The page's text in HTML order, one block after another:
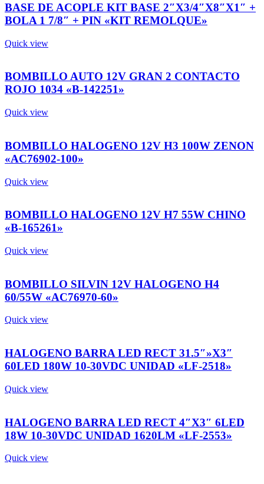
BASE DE ACOPLE KIT BASE 2″X3/4″X8″X1″ +
BOLA 1 7/8″ + PIN «KIT REMOLQUE»
Quick view
BOMBILLO AUTO 12V GRAN 2 CONTACTO
ROJO 1034 «B-142251»
Quick view
BOMBILLO HALOGENO 12V H3 100W ZENON
«AC76902-100»
Quick view
BOMBILLO HALOGENO 12V H7 55W CHINO
«B-165261»
Quick view
BOMBILLO SILVIN 12V HALOGENO H4
60/55W «AC76970-60»
Quick view
HALOGENO BARRA LED RECT 31.5″»X3″
60LED 180W 10-30VDC UNIDAD «LF-2518»
Quick view
HALOGENO BARRA LED RECT 4″X3″ 6LED
18W 10-30VDC UNIDAD 1620LM «LF-2553»
Quick view